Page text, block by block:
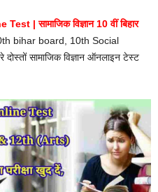
| सामाजिक विज्ञान 10 वीं बिहार
bihar board, 10th Social
सामाजिक विज्ञान ऑनलाइन टेस्ट